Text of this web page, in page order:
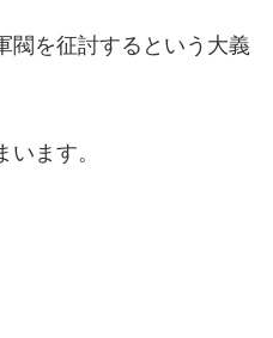
閥を征討するという大義
ます。